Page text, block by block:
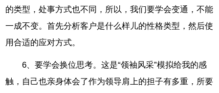
的类型，处事方式也不同，所以，我们要学会变通，不能
一成不变。首先分析客户是什么样儿的性格类型，然后使
用合适的应对方式。
6、要学会换位思考。这是“领袖风采”模拟给我的感
触，自己也亲身体会了作为领导肩上的担子有多重，所要